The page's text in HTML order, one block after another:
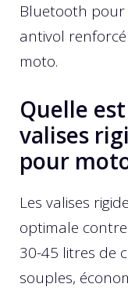
Bluetooth
antivol
moto.
Quelle
valises
pour
Les valises
optimale
30-45 litres de
souples,